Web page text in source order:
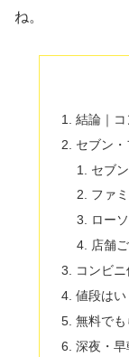
ね。
結論｜コ
セブン
セブ
ファ
ロー
店舗
コンビ
値段は
無料でも
深夜・早